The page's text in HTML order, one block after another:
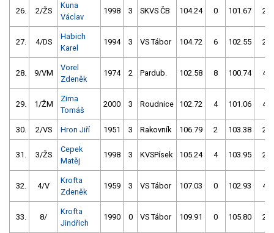
26. 2/ŽS
Kuna
Václav
1998 3 SKVS ČB 104.24 0 101.67 2
27. 4/DS
Habich
Karel
1994 3 VS Tábor 104.72 6 102.55 2
28. 9/VM
Vorel
Zdeněk
1974 2 Pardub. 102.58 8 100.74 4
29. 1/ŽM
Zima
Tomáš
2000 3 Roudnice 102.72 4 101.06 4
30. 2/VS Hron Jiří 1951 3 Rakovník 106.79 2 103.38 2
31. 3/ŽS
Cepek
Matěj
1998 3 KVSPísek 105.24 4 103.95 2
32. 4/V
Krofta
Zdeněk
1959 3 VS Tábor 107.03 0 102.93 4
33. 8/
Krofta
Jindřich
1990 0 VS Tábor 109.91 0 105.80 2